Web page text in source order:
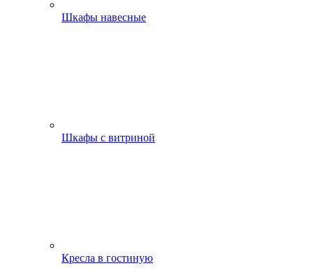
Шкафы навесные
Шкафы с витриной
Кресла в гостиную